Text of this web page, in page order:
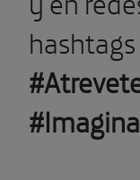
hashtags